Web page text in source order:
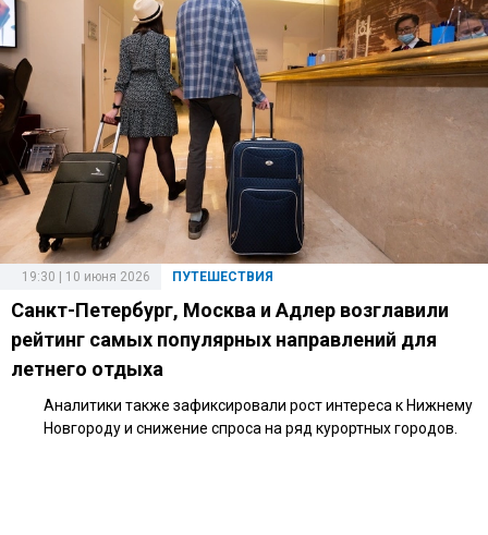
ПУТЕШЕСТВИЯ
19:30 | 10 июня 2026
Санкт-Петербург, Москва и Адлер возглавили
рейтинг самых популярных направлений для
летнего отдыха
Аналитики также зафиксировали рост интереса к Нижнему
Новгороду и снижение спроса на ряд курортных городов.